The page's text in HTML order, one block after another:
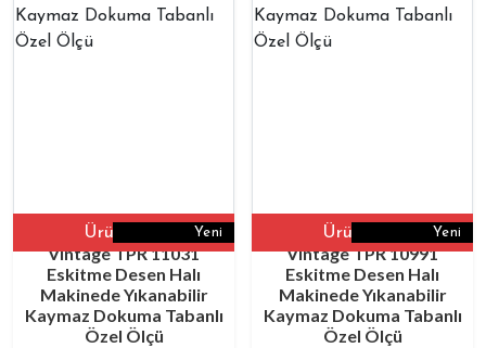
Yeni
Ürüne Git
Vintage TPR 11031
Eskitme Desen Halı
Makinede Yıkanabilir
Kaymaz Dokuma Tabanlı
Özel Ölçü
Yeni
Ürüne Git
Vintage TPR 10991
Eskitme Desen Halı
Makinede Yıkanabilir
Kaymaz Dokuma Tabanlı
Özel Ölçü